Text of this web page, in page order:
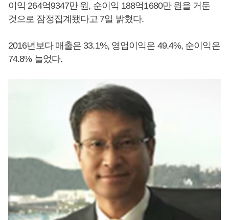
이익 264억9347만 원, 순이익 188억1680만 원을 거둔
것으로 잠정집계됐다고 7일 밝혔다.
2016년보다 매출은 33.1%, 영업이익은 49.4%, 순이익은
74.8% 늘었다.